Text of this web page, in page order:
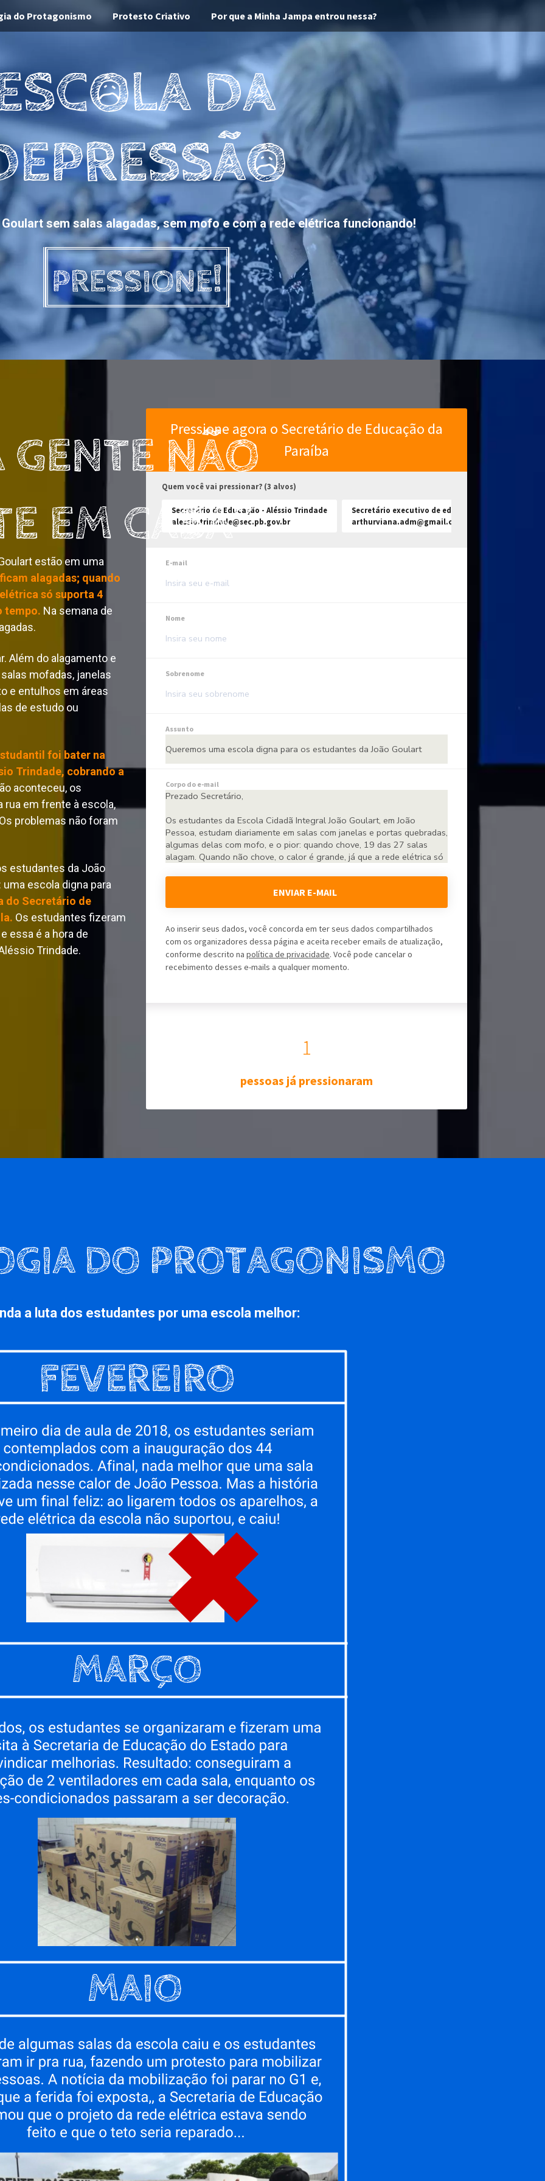
do Protagonismo Protesto Criativo Por que a Minha Jampa entrou nessa?
sem salas alagadas, sem mofo e com a rede elétrica funcionando!
estão em uma
alagadas; quando
só suporta 4
tempo. Na semana de
Além do alagamento e
mofadas, janelas
e entulhos em áreas
de estudo ou
foi bater na
Trindade, cobrando a
aconteceu, os
em frente à escola,
problemas não foram
estudantes da João
escola digna para
do Secretário de
Os estudantes fizeram
essa é a hora de
Trindade.
Pressione agora o Secretário de Educação da
Paraíba
Quem você vai pressionar? (3 alvos)
Secretário de Educação - Aléssio Trindade
alessio.trindade@sec.pb.gov.br
Secretário executivo de educação - Arthur Viana
arthurviana.adm@gmail.com
E-mail
Nome
Sobrenome
Assunto
Corpo do e-mail
ENVIAR E-MAIL
Ao inserir seus dados, você concorda em ter seus dados compartilhados
com os organizadores dessa página e aceita receber emails de atualização,
conforme descrito na política de privacidade. Você pode cancelar o
recebimento desses e-mails a qualquer momento.
1
pessoas já pressionaram
a luta dos estudantes por uma escola melhor: